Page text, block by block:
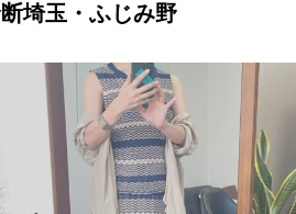
埼玉・ふじみ野